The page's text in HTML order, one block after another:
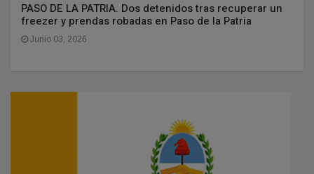
PASO DE LA PATRIA. Dos detenidos tras recuperar un
freezer y prendas robadas en Paso de la Patria
Junio 03, 2026